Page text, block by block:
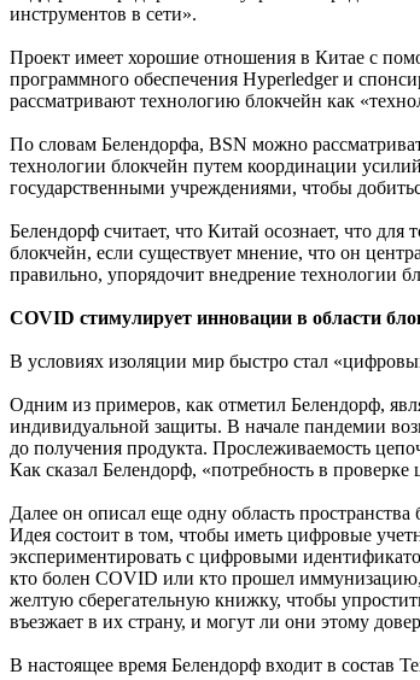
инструментов в сети».
Проект имеет хорошие отношения в Китае с
программного обеспечения Hyperledger и
рассматривают технологию блокчейн как
По словам Белендорфа, BSN можно
технологии блокчейн путем координации
государственными учреждениями, чтобы
Белендорф считает, что Китай осознает, что
блокчейн, если существует мнение, что он
правильно, упорядочит внедрение технологии
COVID стимулирует инновации в области
В условиях изоляции мир быстро стал
Одним из примеров, как отметил Белендорф,
индивидуальной защиты. В начале пандемии
до получения продукта. Прослеживаемость
Как сказал Белендорф, «потребность в
Далее он описал еще одну область
Идея состоит в том, чтобы иметь цифровые
экспериментировать с цифровыми
кто болен COVID или кто прошел
желтую сберегательную книжку, чтобы
въезжает в их страну, и могут ли они этому
В настоящее время Белендорф входит в состав